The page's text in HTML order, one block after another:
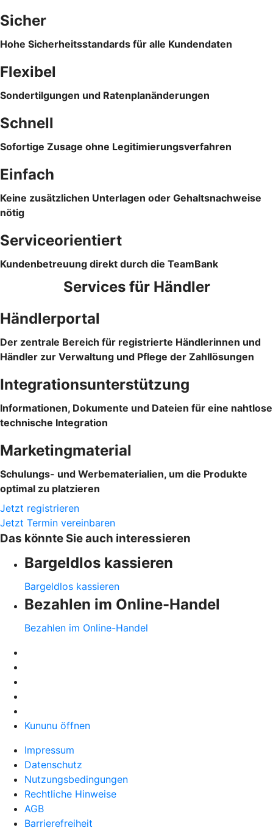
Sicher
Hohe Sicherheitsstandards für alle Kundendaten
Flexibel
Sondertilgungen und Ratenplanänderungen
Schnell
Sofortige Zusage ohne Legitimierungsverfahren
Einfach
Keine zusätzlichen Unterlagen oder Gehaltsnachweise
nötig
Serviceorientiert
Kundenbetreuung direkt durch die TeamBank
Services für Händler
Händlerportal
Der zentrale Bereich für registrierte Händlerinnen und
Händler zur Verwaltung und Pflege der Zahllösungen
Integrationsunterstützung
Informationen, Dokumente und Dateien für eine nahtlose
technische Integration
Marketingmaterial
Schulungs- und Werbematerialien, um die Produkte
optimal zu platzieren
Jetzt registrieren
Jetzt Termin vereinbaren
Das könnte Sie auch interessieren
Bargeldlos kassieren
Bargeldlos kassieren
Bezahlen im Online-Handel
Bezahlen im Online-Handel
Kununu öffnen
Impressum
Datenschutz
Nutzungsbedingungen
Rechtliche Hinweise
AGB
Barrierefreiheit